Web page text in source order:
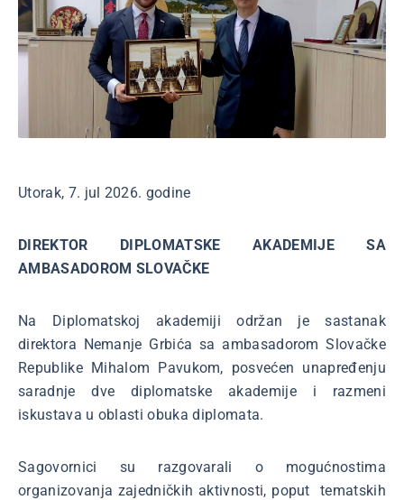
Utorak, 7. jul 2026. godine
DIREKTOR DIPLOMATSKE AKADEMIJE SA
AMBASADOROM SLOVAČKE
Na Diplomatskoj akademiji održan je sastanak
direktora Nemanje Grbića sa ambasadorom Slovačke
Republike Mihalom Pavukom, posvećen unapređenju
saradnje dve diplomatske akademije i razmeni
iskustava u oblasti obuka diplomata.
Sagovornici su razgovarali o mogućnostima
organizovanja zajedničkih aktivnosti, poput tematskih